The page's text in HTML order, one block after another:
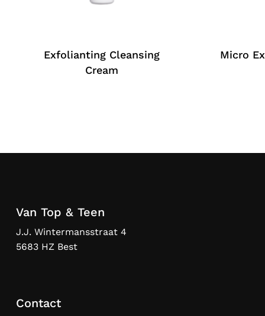
Exfolianting Cleansing
Cream
Micro
Van Top & Teen
J.J. Wintermansstraat 4
5683 HZ Best
Contact